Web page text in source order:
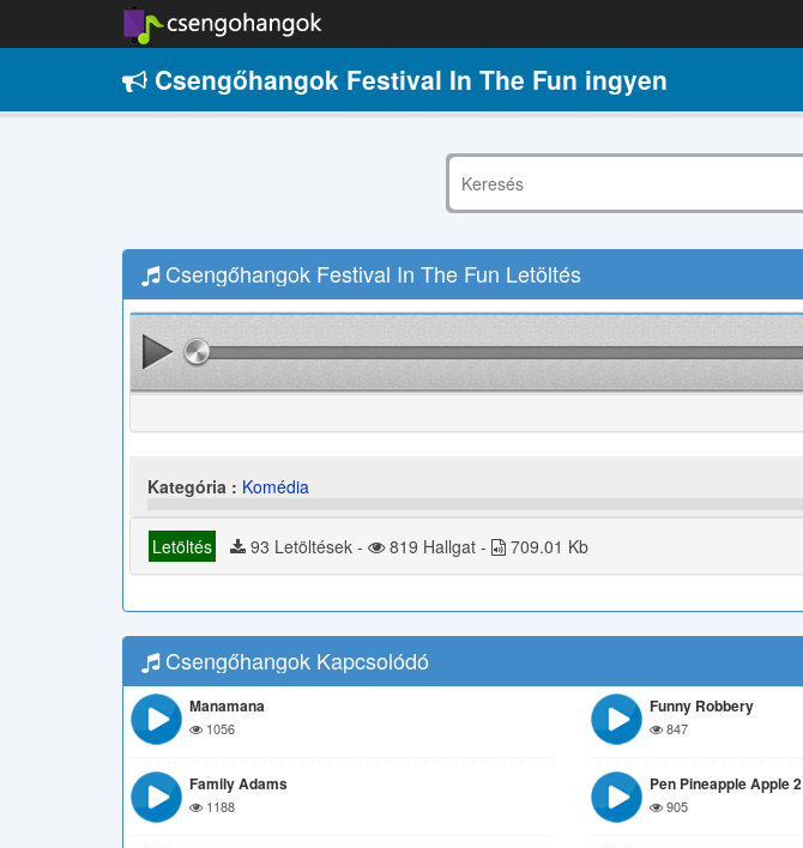
Csengőhangok Festival In The Fun ingyen
Csengőhangok Festival In The Fun Letöltés
Kategória : Komédia
Letöltés 93 Letöltések - 819 Hallgat - 709.01 Kb
Csengőhangok Kapcsolódó
Manamana
1056
Funny Robbery
847
Family Adams
1188
Pen Pineapple Apple 2
905